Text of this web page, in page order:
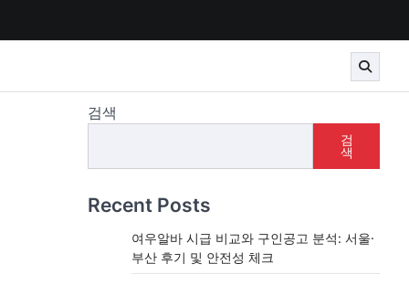
검색
검
색
Recent Posts
여우알바 시급 비교와 구인공고 분석: 서울·
부산 후기 및 안전성 체크